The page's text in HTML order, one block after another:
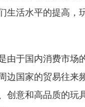
生活水平的提高，
由于国内消费市场
边国家的贸易往来
创意和高品质的玩